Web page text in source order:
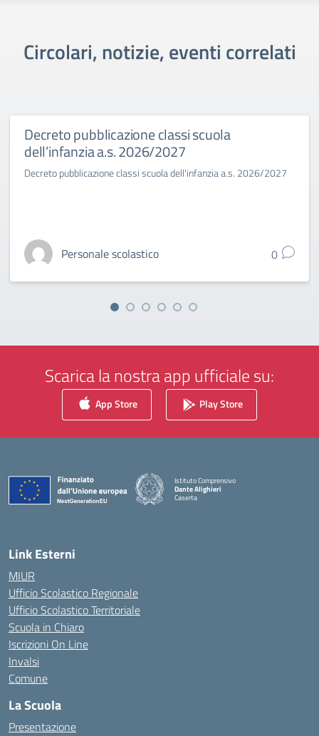
Circolari, notizie, eventi correlati
Decreto pubblicazione classi scuola
dell’infanzia a.s. 2026/2027
Decreto pubblicazione classi scuola dell'infanzia a.s. 2026/2027
Personale scolastico 0
Scarica la nostra app ufficiale su:
App Store Play Store
Istituto Comprensivo
Dante Alighieri
Caserta
Link Esterni
MIUR
Ufficio Scolastico Regionale
Ufficio Scolastico Territoriale
Scuola in Chiaro
Iscrizioni On Line
Invalsi
Comune
La Scuola
Presentazione